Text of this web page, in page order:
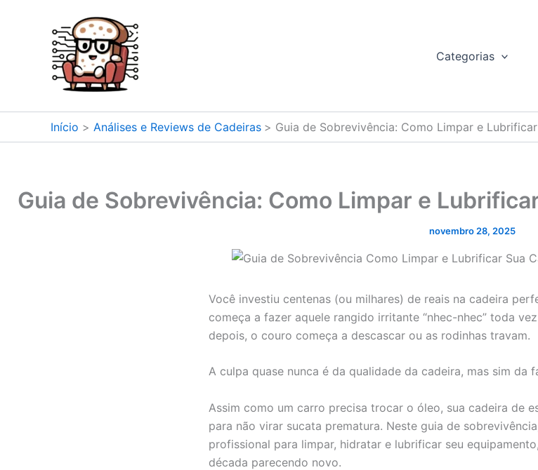
Categorias
Início Análises e Reviews de Cadeiras Guia de Sobrevivência: Como Limpar e
Guia de Sobrevivência: Como Limpar e
novembro 28, 2025
Você investiu centenas (ou milhares) de reais na cadeira
começa a fazer aquele rangido irritante “nhec-nhec” toda
depois, o couro começa a descascar ou as rodinhas travam.
A culpa quase nunca é da qualidade da cadeira, mas sim da
Assim como um carro precisa trocar o óleo, sua cadeira de
para não virar sucata prematura. Neste guia de
profissional para limpar, hidratar e lubrificar seu
década parecendo novo.